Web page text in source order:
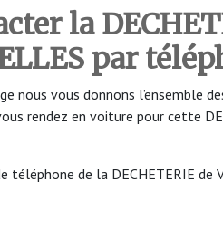
la
par
nous vous donnons l’ensemble
rendez en voiture pour cette
téléphone de la DECHETERIE de